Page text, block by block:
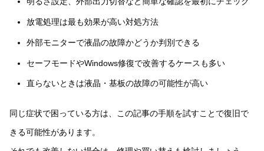
放電処理は最も効果が高い対処方法
外部モニターで液晶の故障かどうか判別できる
セーフモードやWindows修復で改善するケースも多い
直らないときは液晶・基板の故障の可能性が高い
同じ症状で困っている方は、この記事の手順を試すことで復旧で
きる可能性があります。